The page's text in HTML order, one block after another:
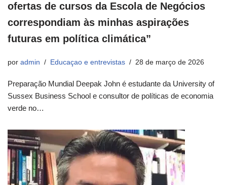
ofertas de cursos da Escola de Negócios
correspondiam às minhas aspirações
futuras em política climática”
por admin Educaçao e entrevistas 28 de março de 2026
Preparação Mundial Deepak John é estudante da University of
Sussex Business School e consultor de políticas de economia
verde no…